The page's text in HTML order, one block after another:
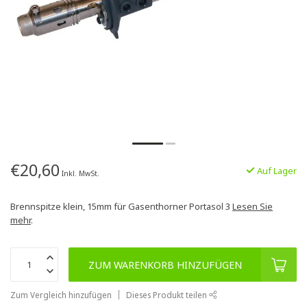
€20,60 Inkl. MwSt. Auf Lager
Brennspitze klein, 15mm für Gasenthorner Portasol 3 Lesen Sie
mehr.
ZUM WARENKORB HINZUFÜGEN
Zum Vergleich hinzufügen Dieses Produkt teilen